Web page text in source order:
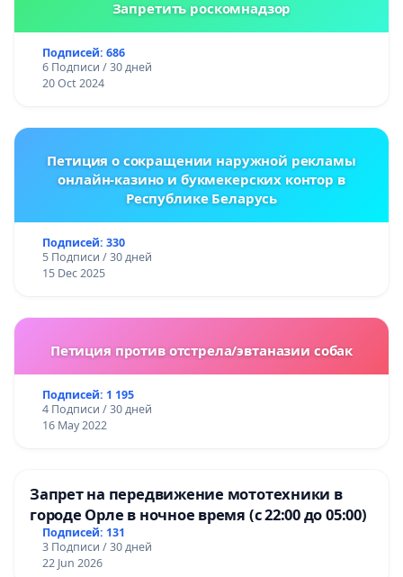
Запретить роскомнадзор
Подписей: 686
6 Подписи / 30 дней
20 Oct 2024
Петиция о сокращении наружной рекламы
онлайн-казино и букмекерских контор в
Республике Беларусь
Подписей: 330
5 Подписи / 30 дней
15 Dec 2025
Петиция против отстрела/эвтаназии собак
Подписей: 1 195
4 Подписи / 30 дней
16 May 2022
Запрет на передвижение мототехники в
городе Орле в ночное время (с 22:00 до 05:00)
Подписей: 131
3 Подписи / 30 дней
22 Jun 2026